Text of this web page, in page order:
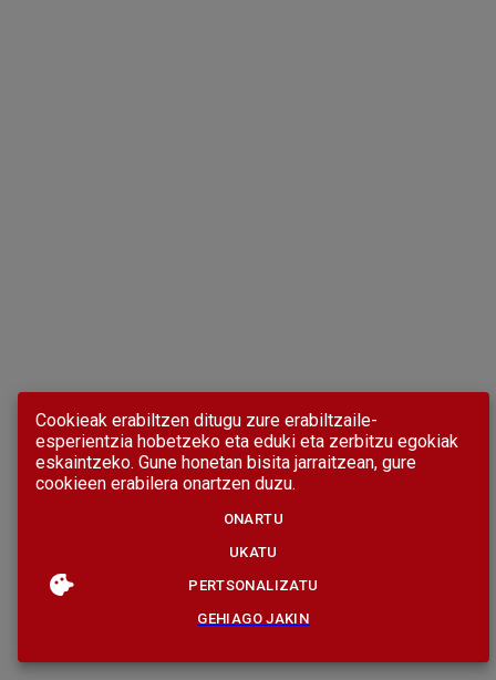
Cookieak erabiltzen ditugu zure erabiltzaile-
esperientzia hobetzeko eta eduki eta zerbitzu egokiak
eskaintzeko. Gune honetan bisita jarraitzean, gure
cookieen erabilera onartzen duzu.
ONARTU
UKATU
PERTSONALIZATU
GEHIAGO JAKIN